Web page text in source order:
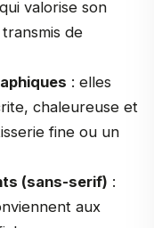
valorise son
de
: elles
chaleureuse et
fine ou un
(sans-serif) :
aux